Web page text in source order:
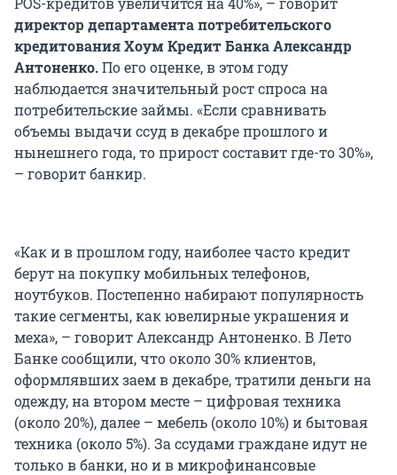
директор департамента потребительского
кредитования Хоум Кредит Банка Александр
Антоненко.По его оценке, в этом году
наблюдается значительный рост спроса на
потребительские займы. «Если сравнивать
объемы выдачи ссуд в декабре прошлого и
нынешнего года, то прирост составит где-то 30%»,
– говорит банкир.
«Как и в прошлом году, наиболее часто кредит
берут на покупку мобильных телефонов,
ноутбуков. Постепенно набирают популярность
такие сегменты, как ювелирные украшения и
меха», – говорит Александр Антоненко. В Лето
Банке сообщили, что около 30% клиентов,
оформлявших заем в декабре, тратили деньги на
одежду, на втором месте – цифровая техника
(около 20%), далее – мебель (около 10%) и бытовая
техника (около 5%). За ссудами граждане идут не
только в банки, но и в микрофинансовые